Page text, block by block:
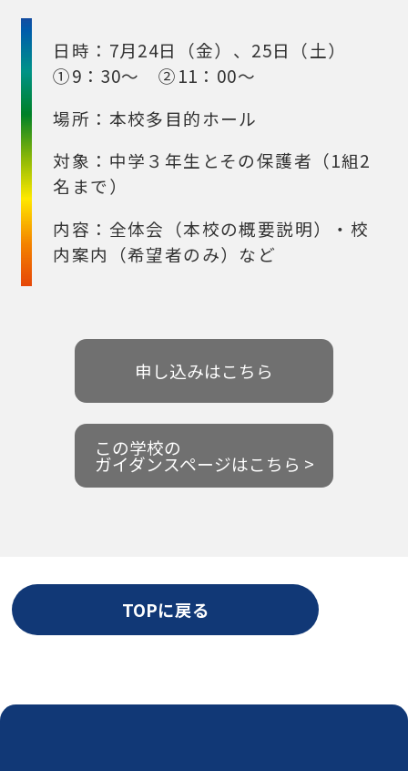
日時：7月24日（金）、25日（土）
①9：30～ ②11：00～
場所：本校多目的ホール
対象：中学３年生とその保護者（1組2
名まで）
内容：全体会（本校の概要説明）・校
内案内（希望者のみ）など
申し込みはこちら
この学校の
ガイダンスページはこちら >
TOPに戻る